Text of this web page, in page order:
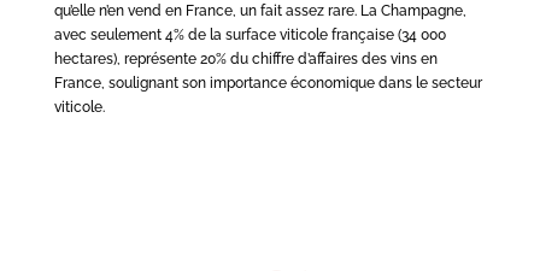
qu’elle n’en vend en France, un fait assez rare. La Champagne,
avec seulement 4% de la surface viticole française (34 000
hectares), représente 20% du chiffre d’affaires des vins en
France, soulignant son importance économique dans le secteur
viticole.